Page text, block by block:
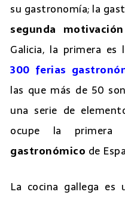
su gastronomía; la
segunda
Galicia, la primera es
300 ferias
las que más de 50
una serie de
ocupe la primera
gastronómico de
La cocina gallega es